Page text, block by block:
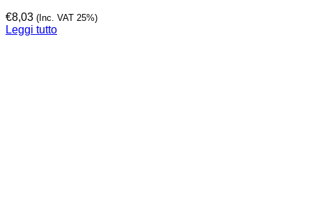
€8,03 (Inc. VAT 25%)
Leggi tutto